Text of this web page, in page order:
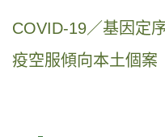
COVID-19／基因定
疫空服傾向本土個案